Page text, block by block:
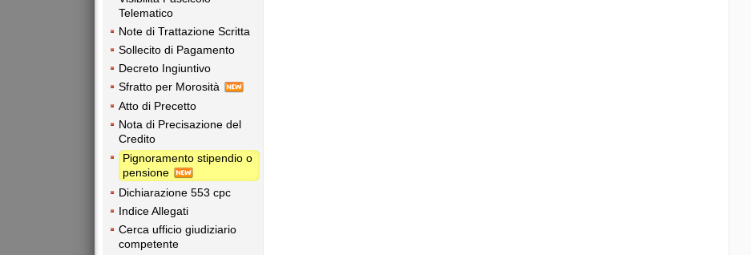
Telematico
Note di Trattazione Scritta
Sollecito di Pagamento
Decreto Ingiuntivo
Sfratto per Morosità
Atto di Precetto
Nota di Precisazione del
Credito
Pignoramento stipendio o
pensione
Dichiarazione 553 cpc
Indice Allegati
Cerca ufficio giudiziario
competente